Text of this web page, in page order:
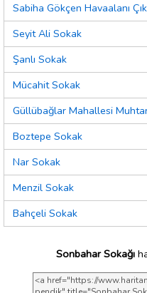
Sabiha Gökçen Havaalanı
Seyit Ali Sokak
Şanlı Sokak
Mücahit Sokak
Güllübağlar Mahallesi
Boztepe Sokak
Nar Sokak
Menzil Sokak
Bahçeli Sokak
Sonbahar Sokağı